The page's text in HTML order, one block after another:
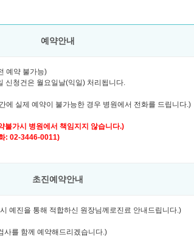
예약안내
예약 불가능)
신청건은 월요일날(익일) 처리됩니다.
에 실제 예약이 불가능한 경우 병원에서 전화를 드립니다.)
불가시 병원에서 책임지지 않습니다.)
: 02-3446-0011)
초진예약안내
예진을 통해 적합하신 원장님께로진료 안내드립니다.)
사를 함께 예약해드리겠습니다.)